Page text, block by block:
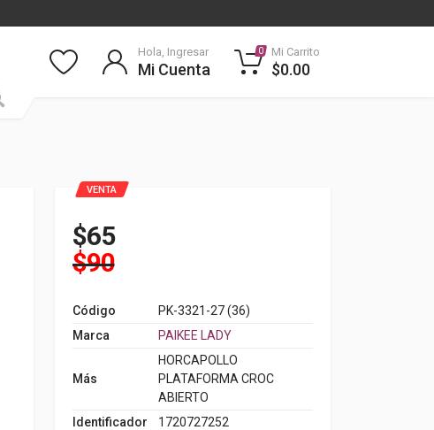
Hola, Ingresar
Mi Cuenta
0 Mi Carrito
$0.00
VENTA
$65
$90
Código
PK-3321-27 (36)
Marca
PAIKEE LADY
Más
HORCAPOLLO
PLATAFORMA CROC
ABIERTO
Identificador
1720727252